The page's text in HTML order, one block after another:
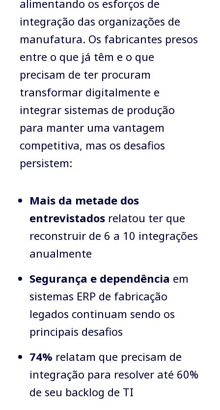
alimentando os esforços de
integração das organizações de
manufatura. Os fabricantes presos
entre o que já têm e o que
precisam de ter procuram
transformar digitalmente e
integrar sistemas de produção
para manter uma vantagem
competitiva, mas os desafios
persistem:
Mais da metade dos
entrevistados relatou ter que
reconstruir de 6 a 10 integrações
anualmente
Segurança e dependência em
sistemas ERP de fabricação
legados continuam sendo os
principais desafios
74% relatam que precisam de
integração para resolver até 60%
de seu backlog de TI